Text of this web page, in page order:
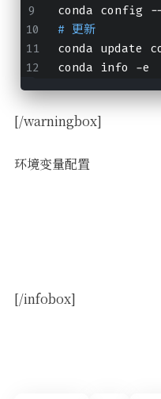
conda config
# 更新
conda update
conda info -e
[/warningbox]
环境变量配置
[/infobox]